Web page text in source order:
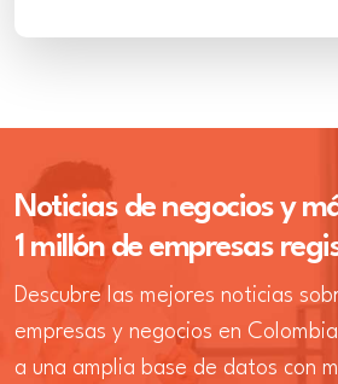
Noticias de negocios y
1 millón de empresas
Descubre las mejores noticias
empresas y negocios en
a una amplia base de datos con